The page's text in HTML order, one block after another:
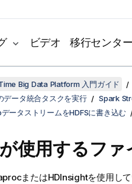
ビデオ 移行センター
Big Data Platform 入門ガイド
データ統合タスクを実行
Spark
ータストリームをHDFSに書き込む
使用するフ
またはHDInsightを使用し